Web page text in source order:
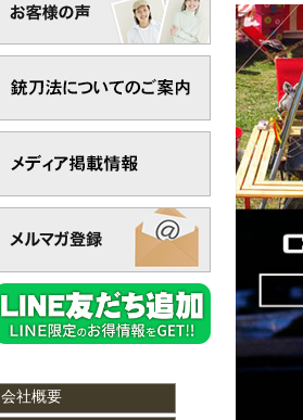
会社概要